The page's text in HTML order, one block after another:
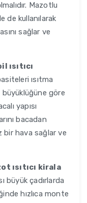
Mazotlu
de kullanılarak
sağlar ve
ısıtıcı
ısıtma
büyüklüğüne göre
yapısı
bacadan
bir hava sağlar ve
ısıtıcı kirala
büyük çadırlarda
hızlıca monte